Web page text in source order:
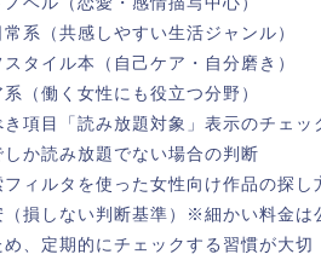
系（共感しやすい生活ジャンル）
タイル本（自己ケア・自分磨き）
（働く女性にも役立つ分野）
項目「読み放題対象」表示のチェッ
か読み放題でない場合の判断
ィルタを使った女性向け作品の探し
（損しない判断基準）※細かい料金は
、定期的にチェックする習慣が大切